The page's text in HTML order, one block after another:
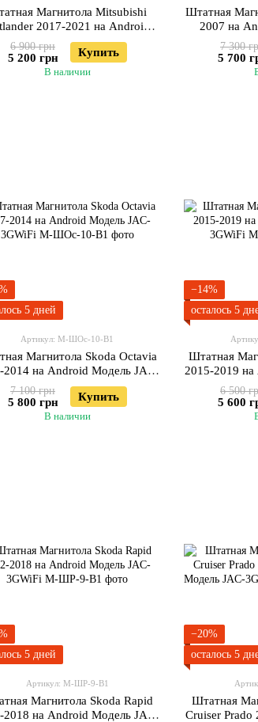
Магнитола Mitsubishi
2017-2021 на Android
Модель JAC-3GWiFi
6 900 грн
5 200 грн Купить
В наличии
Штатная
2007 на
7 300
5 700
5 дней
Артикул: М-ШОс-10-В1
Магнитола Skoda Octavia
2014 на Android Модель JAC-
3GWiFi
7 100 грн
5 800 грн Купить
В наличии
−14%
осталось 5
Штатная
2015-2019
6 500
5 600
5 дней
Артикул: М-ШР-9-В1
Магнитола Skoda Rapid
2018 на Android Модель JAC-
−20%
осталось 5
Штатная
Cruiser Prado